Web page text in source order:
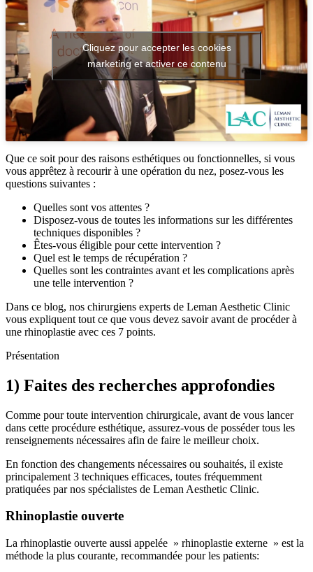
Cliquez pour accepter les cookies
marketing et activer ce contenu
Que ce soit pour des raisons esthétiques ou fonctionnelles, si vous
vous apprêtez à recourir à une opération du nez, posez-vous les
questions suivantes :
Quelles sont vos attentes ?
Disposez-vous de toutes les informations sur les différentes
techniques disponibles ?
Êtes-vous éligible pour cette intervention ?
Quel est le temps de récupération ?
Quelles sont les contraintes avant et les complications après
une telle intervention ?
Dans ce blog, nos chirurgiens experts de Leman Aesthetic Clinic
vous expliquent tout ce que vous devez savoir avant de procéder à
une rhinoplastie avec ces 7 points.
Présentation
1) Faites des recherches approfondies
Comme pour toute intervention chirurgicale, avant de vous lancer
dans cette procédure esthétique, assurez-vous de posséder tous les
renseignements nécessaires afin de faire le meilleur choix.
En fonction des changements nécessaires ou souhaités, il existe
principalement 3 techniques efficaces, toutes fréquemment
pratiquées par nos spécialistes de Leman Aesthetic Clinic.
Rhinoplastie ouverte
La rhinoplastie ouverte aussi appelée » rhinoplastie externe » est la
méthode la plus courante, recommandée pour les patients: